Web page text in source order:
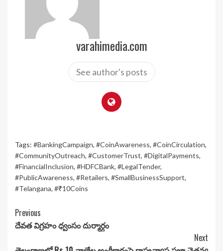
varahimedia.com
See author's posts
Tags: #BankingCampaign, #CoinAwareness, #CoinCirculation,
#CommunityOutreach, #CustomerTrust, #DigitalPayments,
#FinancialInclusion, #HDFCBank, #LegalTender,
#PublicAwareness, #Retailers, #SmallBusinessSupport,
#Telangana, #₹10Coins
Continue
Reading
Previous
దేవత విగ్రహం ధ్వంసం దుర్మార్గం
Next